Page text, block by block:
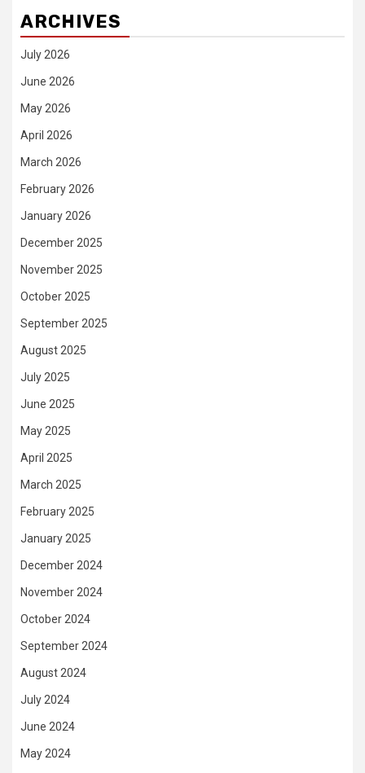
ARCHIVES
July 2026
June 2026
May 2026
April 2026
March 2026
February 2026
January 2026
December 2025
November 2025
October 2025
September 2025
August 2025
July 2025
June 2025
May 2025
April 2025
March 2025
February 2025
January 2025
December 2024
November 2024
October 2024
September 2024
August 2024
July 2024
June 2024
May 2024